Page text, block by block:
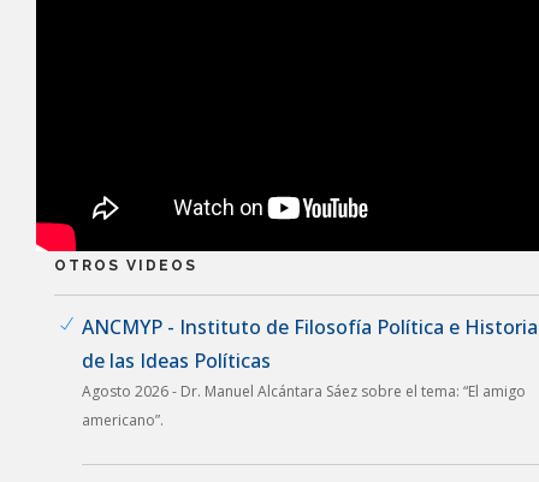
OTROS VIDEOS
ANCMYP - Instituto de Filosofía Política e Historia
de las Ideas Políticas
Agosto 2026 - Dr. Manuel Alcántara Sáez sobre el tema: “El amigo
americano”.